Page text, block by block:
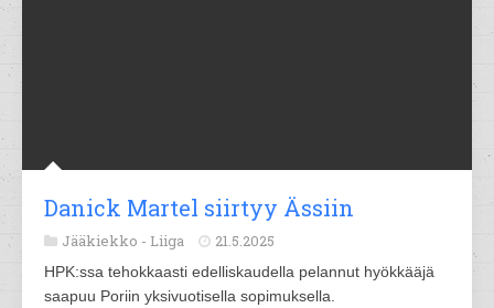
Danick Martel siirtyy Ässiin
Jääkiekko - Liiga 21.5.2025
HPK:ssa tehokkaasti edelliskaudella pelannut hyökkääjä
saapuu Poriin yksivuotisella sopimuksella.